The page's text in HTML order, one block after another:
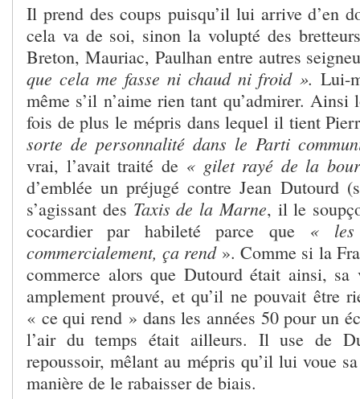
Il prend des coups puisqu’il lui arrive d’en
cela va de soi, sinon la volupté des
Breton, Mauriac, Paulhan entre autres
que cela me fasse ni chaud ni froid ». Lui-
même s’il n’aime rien tant qu’admirer. Ainsi
fois de plus le mépris dans lequel il tient
sorte de personnalité dans le Parti
vrai, l’avait traité de « gilet rayé de la
d’emblée un préjugé contre Jean Dutourd
s’agissant des Taxis de la Marne, il le
cocardier par habileté parce que « les
commercialement, ça rend». Comme si la
commerce alors que Dutourd était ainsi,
amplement prouvé, et qu’il ne pouvait être
« ce qui rend » dans les années 50 pour un
l’air du temps était ailleurs. Il use de
repoussoir, mêlant au mépris qu’il lui voue
manière de le rabaisser de biais.